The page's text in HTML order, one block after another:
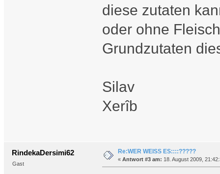
diese zutaten
oder ohne
Grundzutaten
Silav
Xerîb
RindekaDersimi62
Gast
Re:WER WEISS ES::::?????
« Antwort #3 am: 18. August 2009,